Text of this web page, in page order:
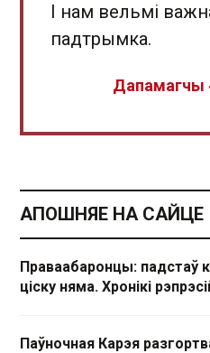
І нам вельмі
падтрымка.
Дапамагчы
АПОШНЯЕ НА САЙЦЕ
Праваабаронцы: падстаў
ціску няма. Хронікі
Паўночная Карэя